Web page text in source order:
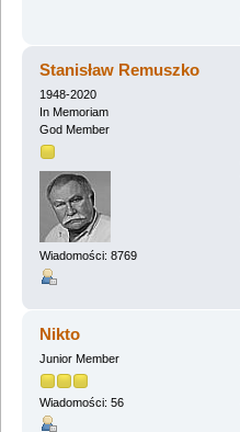
Stanisław Remuszko
1948-2020
In Memoriam
God Member
Wiadomości: 8769
Nikto
Junior Member
Wiadomości: 56